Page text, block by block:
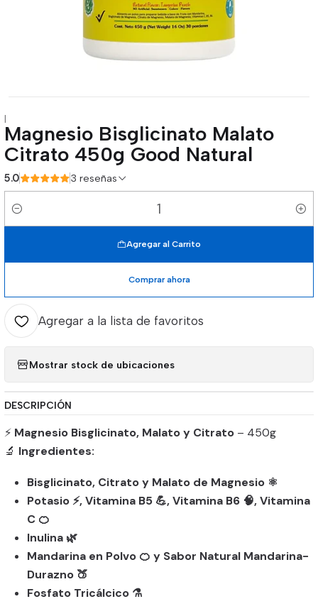
|
Magnesio Bisglicinato Malato
Citrato 450g Good Natural
5.0 3 reseñas
Cantidad
Agregar al Carrito
Comprar ahora
Agregar a la lista de favoritos
Mostrar stock de ubicaciones
DESCRIPCIÓN
⚡ Magnesio Bisglicinato, Malato y Citrato – 450g
🔬 Ingredientes:
Bisglicinato, Citrato y Malato de Magnesio ⚛️
Potasio ⚡, Vitamina B5 💪, Vitamina B6 🧠, Vitamina
C 🍊
Inulina 🌿
Mandarina en Polvo 🍊 y Sabor Natural Mandarina-
Durazno 🍑
Fosfato Tricálcico ⚗️